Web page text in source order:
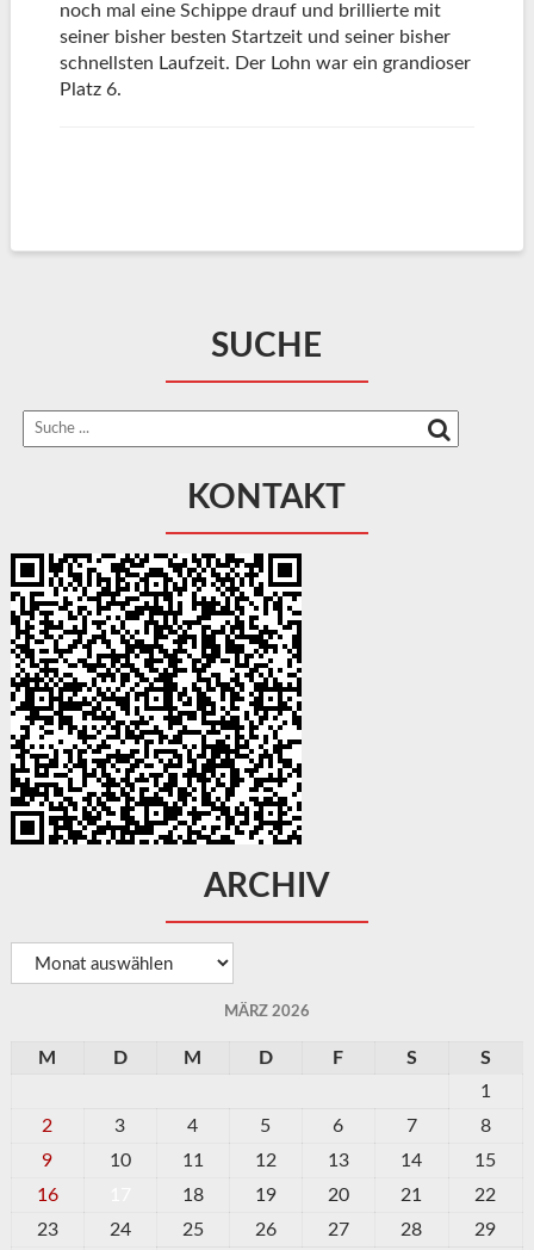
noch mal eine Schippe drauf und brillierte mit
seiner bisher besten Startzeit und seiner bisher
schnellsten Laufzeit. Der Lohn war ein grandioser
Platz 6.
SUCHE
KONTAKT
ARCHIV
Archiv
MÄRZ 2026
M D M D F S
S
1
2
3 4 5 6 7
8
9
10 11 12 13 14
15
16
18 19 20 21
22
23
24 25 26 27 28 29